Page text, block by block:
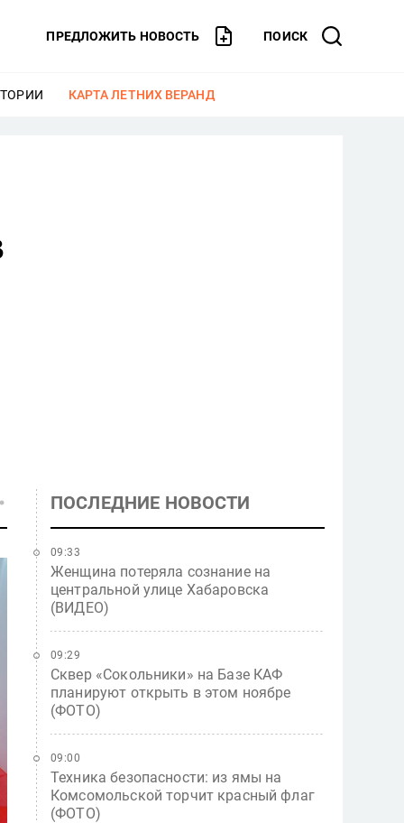
ПРЕДЛОЖИТЬ НОВОСТЬ ПОИСК
ЕЩЕ
КАРТА ЛЕТНИХ ВЕРАНД
ПОСЛЕДНИЕ НОВОСТИ
Женщина потеряла сознание на
центральной улице Хабаровска
(ВИДЕО)
09:33
Сквер «Сокольники» на Базе КАФ
планируют открыть в этом ноябре
(ФОТО)
09:29
Техника безопасности: из ямы на
Комсомольской торчит красный флаг
(ФОТО)
09:00